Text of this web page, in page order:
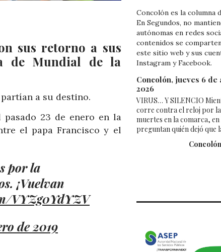
sus retorno a sus
de Mundial de la
a su destino.
23 de enero en la
el papa Francisco y el
por la
¡Vuelvan
VYZg0YdYZV
de 2019
Concolón es la columna
En Segundos, no
autónomas en redes
contenidos se
este sitio web y sus
Instagram y Facebook.
Concolón, jueves 6 de
2026
VIRUS… Y SILENCIO
corre contra el reloj por
muertes en la comarca,
preguntan quién dejó que